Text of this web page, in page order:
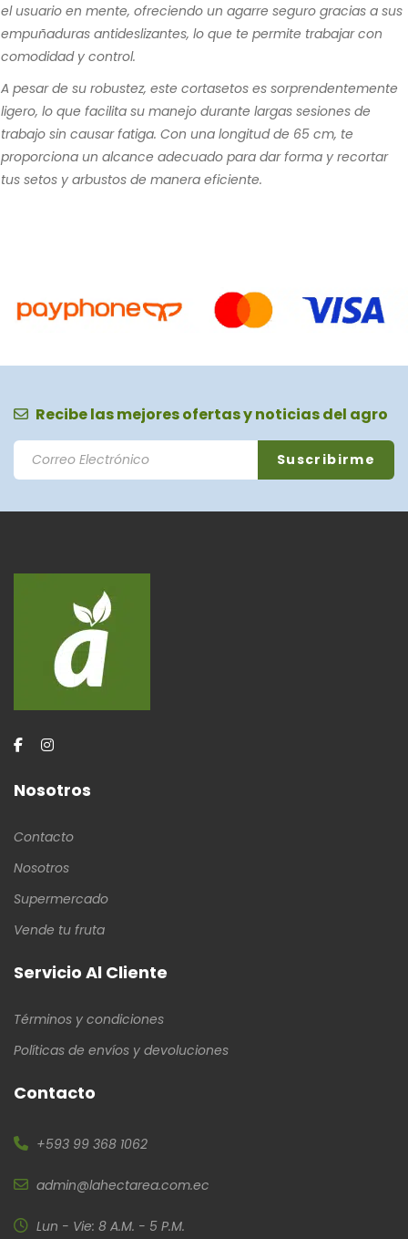
el usuario en mente, ofreciendo un agarre seguro gracias a sus
empuñaduras antideslizantes, lo que te permite trabajar con
comodidad y control.
A pesar de su robustez, este cortasetos es sorprendentemente
ligero, lo que facilita su manejo durante largas sesiones de
trabajo sin causar fatiga. Con una longitud de 65 cm, te
proporciona un alcance adecuado para dar forma y recortar
tus setos y arbustos de manera eficiente.
Recibe las mejores ofertas y noticias del agro
Nosotros
Contacto
Nosotros
Supermercado
Vende tu fruta
Servicio Al Cliente
Términos y condiciones
Políticas de envíos y devoluciones
Contacto
+593 99 368 1062
admin@lahectarea.com.ec
Lun - Vie: 8 A.M. - 5 P.M.